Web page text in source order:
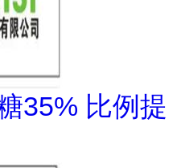
35% 比例提